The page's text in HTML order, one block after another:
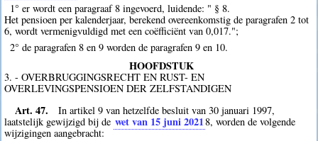
1° er wordt een paragraaf 8 ingevoerd, luidende: " § 8.
Het pensioen per kalenderjaar, berekend overeenkomstig de paragrafen 2 tot
6, wordt vermenigvuldigd met een coëfficiënt van 0,017.";
2° de paragrafen 8 en 9 worden de paragrafen 9 en 10.
HOOFDSTUK
3. - OVERBRUGGINGSRECHT EN RUST- EN
OVERLEVINGSPENSIOEN DER ZELFSTANDIGEN
Art. 47.
In artikel 9 van hetzelfde besluit van 30 januari 1997,
laatstelijk gewijzigd bij de wet van 15 juni 20218, worden de volgende
wijzigingen aangebracht: